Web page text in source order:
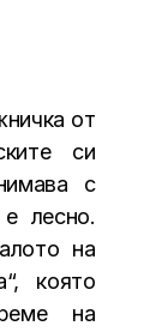
от
си
с
лесно.
на
която
на